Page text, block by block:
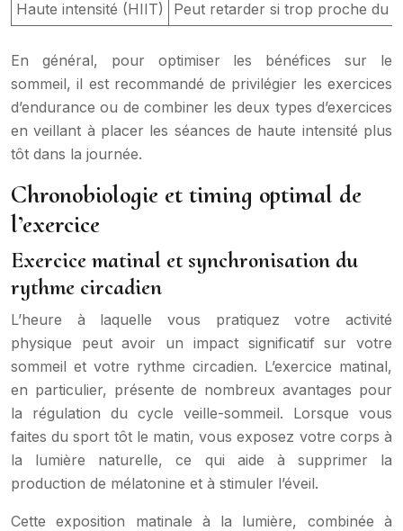
Haute intensité (HIIT)
Peut retarder si trop proche du
En général, pour optimiser les bénéfices sur le
sommeil, il est recommandé de privilégier les exercices
d’endurance ou de combiner les deux types d’exercices
en veillant à placer les séances de haute intensité plus
tôt dans la journée.
Chronobiologie et timing optimal de
l’exercice
Exercice matinal et synchronisation du
rythme circadien
L’heure à laquelle vous pratiquez votre activité
physique peut avoir un impact significatif sur votre
sommeil et votre rythme circadien. L’exercice matinal,
en particulier, présente de nombreux avantages pour
la régulation du cycle veille-sommeil. Lorsque vous
faites du sport tôt le matin, vous exposez votre corps à
la lumière naturelle, ce qui aide à supprimer la
production de mélatonine et à stimuler l’éveil.
Cette exposition matinale à la lumière, combinée à